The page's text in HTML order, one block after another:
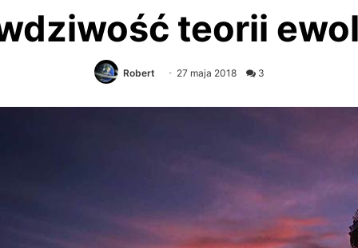
teorii
Robert 27 maja 2018 3